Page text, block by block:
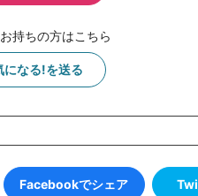
持ちの方はこちら
になる!を送る
Facebookでシェア